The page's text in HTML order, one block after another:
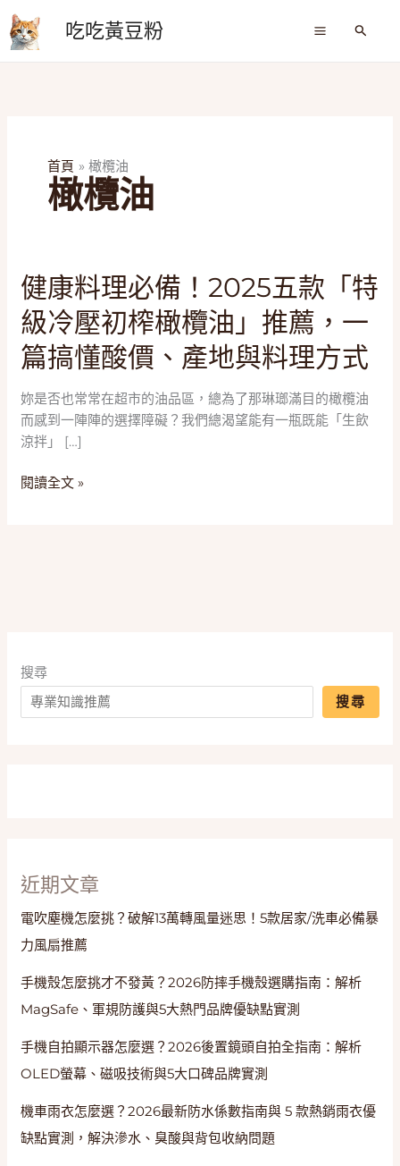
至
主
吃吃黃豆粉
搜
首頁 橄欖油
橄欖油
健康料理必備！2025五款「特
級冷壓初榨橄欖油」推薦，一
篇搞懂酸價、產地與料理方式
妳是否也常常在超市的油品區，總為了那琳瑯滿目的橄欖油
而感到一陣陣的選擇障礙？我們總渴望能有一瓶既能「生飲
涼拌」 […]
健
康
料
理
必
2025
五
款
「特
級
推
薦，
一
與
理
方
閱讀全文 »
搜尋
搜尋
近期文章
電吹塵機怎麼挑？破解13萬轉風量迷思！5款居家/洗車必備暴
力風扇推薦
手機殼怎麼挑才不發黃？2026防摔手機殼選購指南：解析
MagSafe、軍規防護與5大熱門品牌優缺點實測
手機自拍顯示器怎麼選？2026後置鏡頭自拍全指南：解析
OLED螢幕、磁吸技術與5大口碑品牌實測
機車雨衣怎麼選？2026最新防水係數指南與 5 款熱銷雨衣優
缺點實測，解決滲水、臭酸與背包收納問題